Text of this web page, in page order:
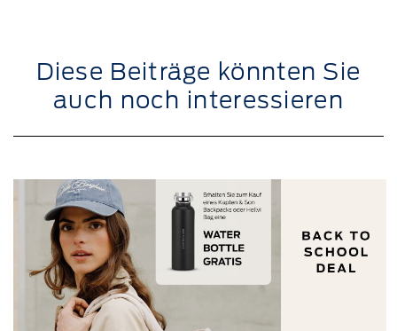
Diese Beiträge könnten Sie
auch noch interessieren